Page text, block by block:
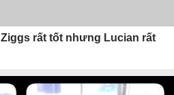
rất tốt nhưng Lucian rất